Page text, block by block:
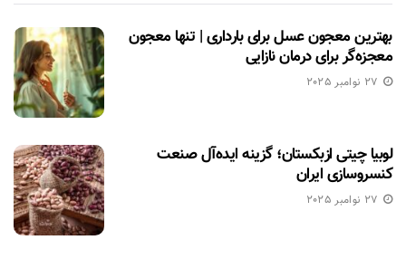
بهترین معجون عسل برای بارداری | تنها معجون
معجزه‌گر برای درمان نازایی
27 نوامبر 2025
لوبیا چیتی ازبکستان؛ گزینه ایده‌آل صنعت
کنسروسازی ایران
27 نوامبر 2025